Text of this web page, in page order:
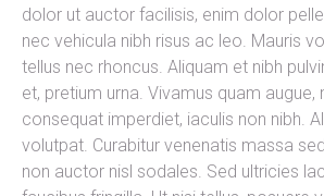
dolor ut auctor facilisis, enim dolor
nec vehicula nibh risus ac leo. Mauris
tellus nec rhoncus. Aliquam et nibh
et, pretium urna. Vivamus quam augue,
consequat imperdiet, iaculis non nibh.
volutpat. Curabitur venenatis massa
non auctor nisl sodales. Sed ultricies